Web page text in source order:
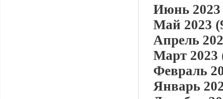
Июнь 2023
Май 2023
Апрель
Март 2023
Февраль
Январь